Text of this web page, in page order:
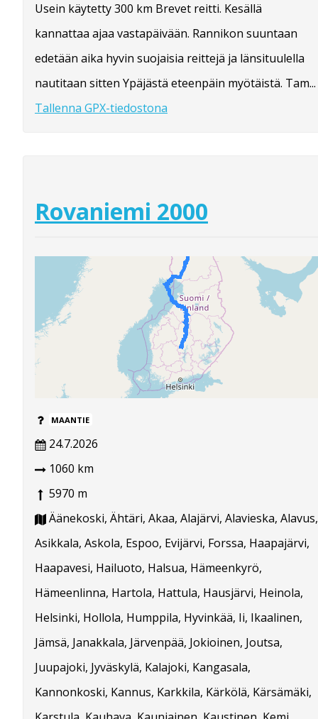
Usein käytetty 300 km Brevet reitti. Kesällä
kannattaa ajaa vastapäivään. Rannikon suuntaan
edetään aika hyvin suojaisia reittejä ja länsituulella
nautitaan sitten Ypäjästä eteenpäin myötäistä. Tam...
Tallenna GPX-tiedostona
Rovaniemi 2000
MAANTIE
24.7.2026
1060 km
5970 m
Äänekoski, Ähtäri, Akaa, Alajärvi, Alavieska, Alavus,
Asikkala, Askola, Espoo, Evijärvi, Forssa, Haapajärvi,
Haapavesi, Hailuoto, Halsua, Hämeenkyrö,
Hämeenlinna, Hartola, Hattula, Hausjärvi, Heinola,
Helsinki, Hollola, Humppila, Hyvinkää, Ii, Ikaalinen,
Jämsä, Janakkala, Järvenpää, Jokioinen, Joutsa,
Juupajoki, Jyväskylä, Kalajoki, Kangasala,
Kannonkoski, Kannus, Karkkila, Kärkölä, Kärsämäki,